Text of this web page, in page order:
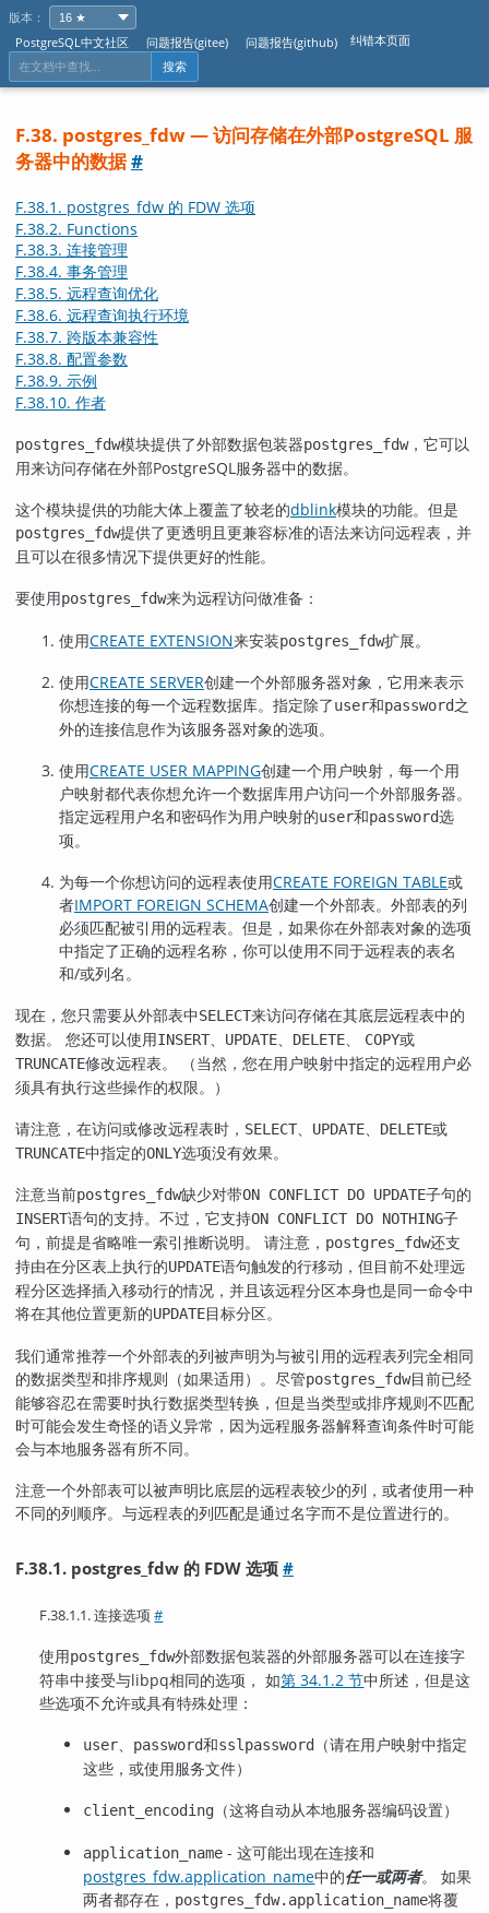
版本：
PostgreSQL中文社区
问题报告(gitee) 问题报告(github) 纠错本页面
搜索
F.38. postgres_fdw — 访问存储在外部PostgreSQL 服
务器中的数据#
F.38.1. postgres_fdw 的 FDW 选项
F.38.2. Functions
F.38.3. 连接管理
F.38.4. 事务管理
F.38.5. 远程查询优化
F.38.6. 远程查询执行环境
F.38.7. 跨版本兼容性
F.38.8. 配置参数
F.38.9. 示例
F.38.10. 作者
postgres_fdw模块提供了外部数据包装器postgres_fdw，它可以
用来访问存储在外部PostgreSQL服务器中的数据。
这个模块提供的功能大体上覆盖了较老的dblink模块的功能。但是
postgres_fdw提供了更透明且更兼容标准的语法来访问远程表，并
且可以在很多情况下提供更好的性能。
要使用postgres_fdw来为远程访问做准备：
使用CREATE EXTENSION来安装postgres_fdw扩展。
使用CREATE SERVER创建一个外部服务器对象，它用来表示
你想连接的每一个远程数据库。指定除了user和password之
外的连接信息作为该服务器对象的选项。
使用CREATE USER MAPPING创建一个用户映射，每一个用
户映射都代表你想允许一个数据库用户访问一个外部服务器。
指定远程用户名和密码作为用户映射的user和password选
项。
为每一个你想访问的远程表使用CREATE FOREIGN TABLE或
者IMPORT FOREIGN SCHEMA创建一个外部表。外部表的列
必须匹配被引用的远程表。但是，如果你在外部表对象的选项
中指定了正确的远程名称，你可以使用不同于远程表的表名
和/或列名。
现在，您只需要从外部表中SELECT来访问存储在其底层远程表中的
数据。 您还可以使用INSERT、 UPDATE、 DELETE、 COPY或
TRUNCATE修改远程表。 （当然，您在用户映射中指定的远程用户必
须具有执行这些操作的权限。）
请注意，在访问或修改远程表时， SELECT UPDATE DELETE或
TRUNCATE中指定的ONLY选项没有效果。
注意当前postgres_fdw缺少对带ON CONFLICT DO UPDATE子句的
INSERT语句的支持。不过，它支持ON CONFLICT DO NOTHING子
句，前提是省略唯一索引推断说明。 请注意， postgres_fdw还支
持由在分区表上执行的UPDATE语句触发的行移动，但目前不处理远
程分区选择插入移动行的情况，并且该远程分区本身也是同一命令中
将在其他位置更新的UPDATE目标分区。
我们通常推荐一个外部表的列被声明为与被引用的远程表列完全相同
的数据类型和排序规则（如果适用）。尽管postgres_fdw目前已经
能够容忍在需要时执行数据类型转换，但是当类型或排序规则不匹配
时可能会发生奇怪的语义异常，因为远程服务器解释查询条件时可能
会与本地服务器有所不同。
注意一个外部表可以被声明比底层的远程表较少的列，或者使用一种
不同的列顺序。与远程表的列匹配是通过名字而不是位置进行的。
F.38.1. postgres_fdw 的 FDW 选项#
F.38.1.1. 连接选项#
使用postgres_fdw外部数据包装器的外部服务器可以在连接字
符串中接受与libpq相同的选项， 如第 34.1.2 节中所述，但是这
些选项不允许或具有特殊处理：
user、 password和sslpassword
（请在用户映射中指定
这些，或使用服务文件）
client_encoding （这将自动从本地服务器编码设置）
application_name - 这可能出现在连接和
postgres_fdw.application_name中的任一或两者。 如果
两者都存在， postgres_fdw.application_name将覆